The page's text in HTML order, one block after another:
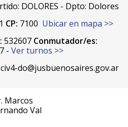
DOLORES - Dpto: Dolores
CP: 7100 Ubicar en mapa >>
532607 Conmutador/es:
- Ver turnos >>
do@jusbuenosaires.gov.ar
Marcos
Val